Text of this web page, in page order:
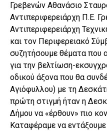
Γρεβενών Αθανάσιο
Αντιπεριφερειάρχη Π.Ε.
Αντιπεριφερειάρχη
και τον Περιφερειακό
συζητήσουμε θέματα που
για την βελτίωση-
οδικού άξονα που θα
Αγιόφυλλου) με τη
πρώτη στιγμή ήταν η
Δήμου να «έρθουν» πιο
Καταφέραμε να